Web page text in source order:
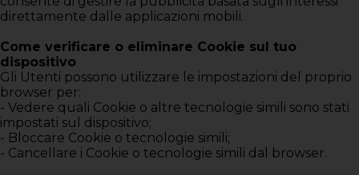
direttamente dalle applicazioni mobili.
Come verificare o eliminare Cookie sul tuo
dispositivo
Gli Utenti possono utilizzare le impostazioni del proprio
browser per:
- Vedere quali Cookie o altre tecnologie simili sono stati
impostati sul dispositivo;
- Bloccare Cookie o tecnologie simili;
- Cancellare i Cookie o tecnologie simili dal browser.